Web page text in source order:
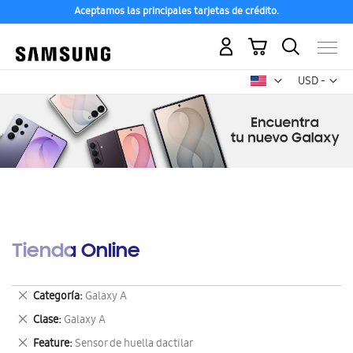
Aceptamos las principales tarjetas de crédito.
USD -
dólar
Mi carrito
Tienda Online
Categoría Galaxy A
Eliminar
este
artículo
Clase Galaxy A
Eliminar
este
Feature Sensor de huella dactilar
Eliminar